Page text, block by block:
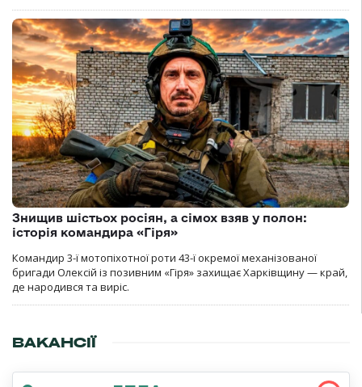
Знищив шістьох росіян, а сімох взяв у полон:
історія командира «Гіря»
Командир 3-ї мотопіхотної роти 43-ї окремої механізованої
бригади Олексій із позивним «Гіря» захищає Харківщину — край,
де народився та виріс.
ВАКАНСІЇ